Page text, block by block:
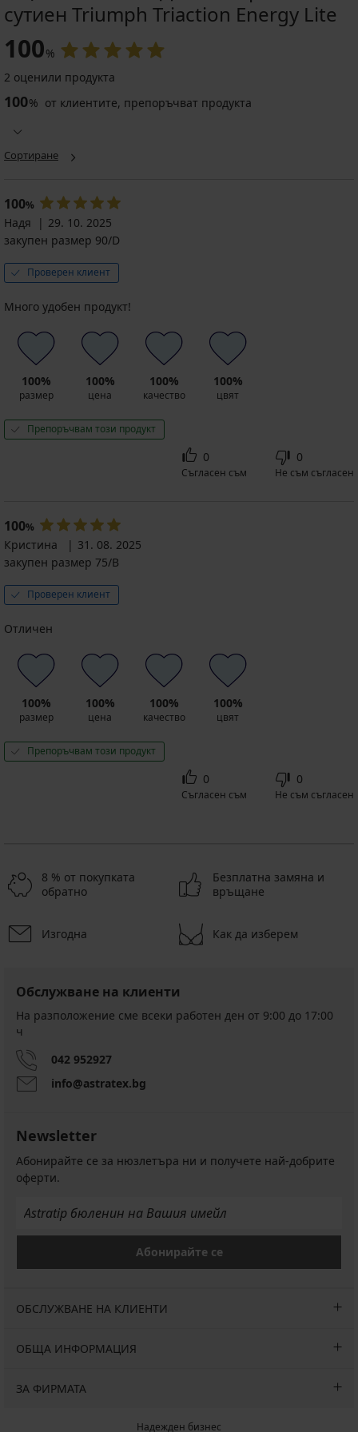
сутиен
Play
€
(31,27
лв.)
€
(62,57
лв.)
Спортен
сутиен
€
Първоначална цена
24,99
€
(48,88
лв.)
BESTSELLER
Сутиен
Flexi
Khloe
неподплатен
€
лв.)
сутиен Triumph Triaction Energy Lite
100%
2 оценили продукта
100% от клиентите, препоръчват продукта
Сортиране
100%
Надя
29. 10. 2025
закупен размер 90/D
Проверен клиент
Много удобен продукт!
100%
размер
100%
цена
100%
качество
100%
цвят
Препоръчвам този продукт
0
Съгласен съм
0
Не съм съгласен
100%
Кристина
31. 08. 2025
закупен размер 75/B
Проверен клиент
Отличен
100%
размер
100%
цена
100%
качество
100%
цвят
Препоръчвам този продукт
0
Съгласен съм
0
Не съм съгласен
8 % от покупката
обратно
Безплатна замяна и
връщане
Изгодна Как да изберем
Обслужване на клиенти
На разположение сме всеки работен ден от 9:00 до 17:00
ч
042 952927
info@astratex.bg
Newsletter
Абонирайте се за нюзлетъра ни и получете най-добрите
оферти.
Абонирайте се
ОБСЛУЖВАНЕ НА КЛИЕНТИ
ОБЩА ИНФОРМАЦИЯ
ЗА ФИРМАТА
Надежден бизнес